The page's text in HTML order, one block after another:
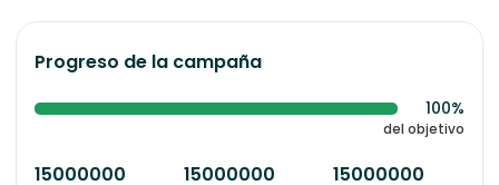
Progreso de la campaña
100%
del objetivo
15000000 15000000 15000000